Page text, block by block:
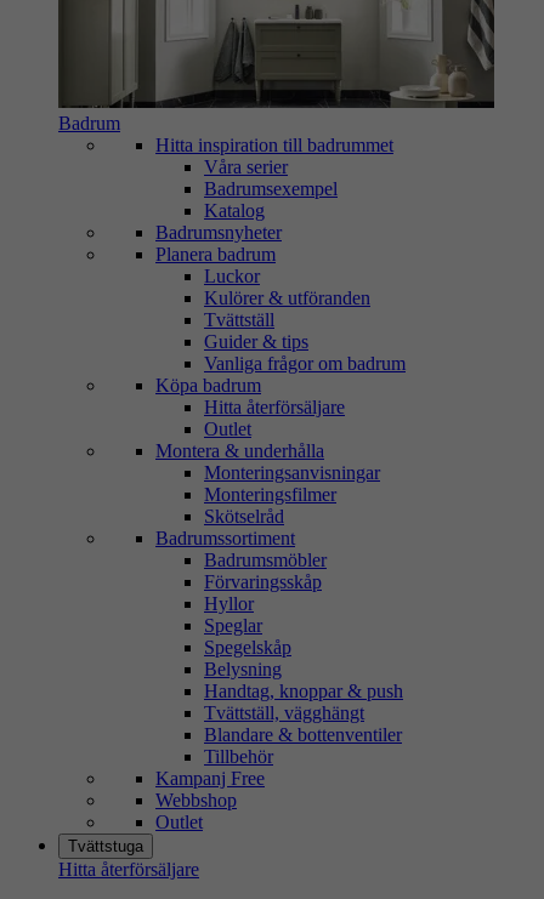
Badrum
Hitta inspiration till badrummet
Våra serier
Badrumsexempel
Katalog
Badrumsnyheter
Planera badrum
Luckor
Kulörer & utföranden
Tvättställ
Guider & tips
Vanliga frågor om badrum
Köpa badrum
Hitta återförsäljare
Outlet
Montera & underhålla
Monteringsanvisningar
Monteringsfilmer
Skötselråd
Badrumssortiment
Badrumsmöbler
Förvaringsskåp
Hyllor
Speglar
Spegelskåp
Belysning
Handtag, knoppar & push
Tvättställ, vägghängt
Blandare & bottenventiler
Tillbehör
Kampanj Free
Webbshop
Outlet
Tvättstuga
Hitta återförsäljare